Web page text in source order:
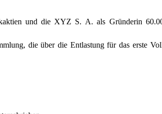
und die XYZ S. A. als Gründerin
die über die Entlastung für das erste